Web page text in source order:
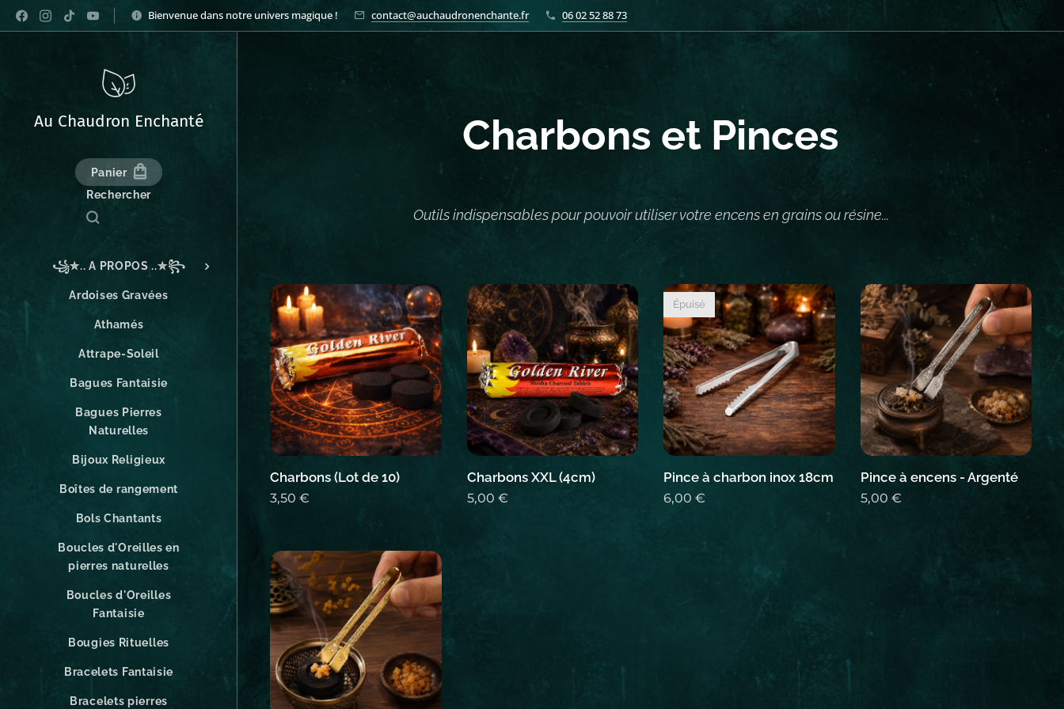
Bienvenue dans notre univers magique ! contact@auchaudronenchante.fr 06 02 52 88 73
Au Chaudron Enchanté
Panier
Rechercher
꧁✮.. A PROPOS ..✮꧂
Ardoises Gravées
Athamés
Attrape-Soleil
Bagues Fantaisie
Bagues Pierres
Naturelles
Bijoux Religieux
Boîtes de rangement
Bols Chantants
Boucles d'Oreilles en
pierres naturelles
Boucles d'Oreilles
Fantaisie
Bougies Rituelles
Bracelets Fantaisie
Bracelets pierres
Charbons et Pinces
Outils indispensables pour pouvoir utiliser votre encens en grains ou résine...
Charbons (Lot de 10)
3,50 €
Charbons XXL (4cm)
5,00 €
Pince à charbon inox 18cm
Épuisé
6,00 €
Pince à encens - Argenté
5,00 €